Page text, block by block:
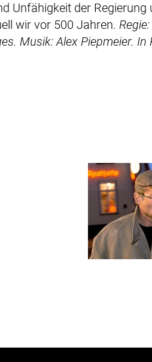
Unfähigkeit der Regierung
wir vor 500 Jahren.
Musik: Alex Piepmeier. In